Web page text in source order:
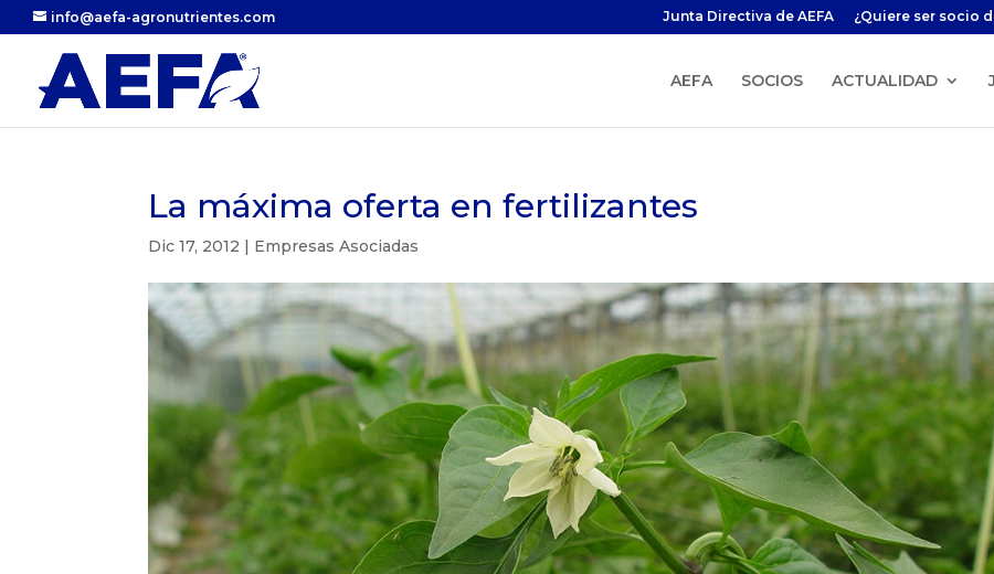
info@aefa-agronutrientes.com Junta Directiva de AEFA ¿Quiere ser socio
AEFA SOCIOS ACTUALIDAD
La máxima oferta en fertilizantes
Dic 17, 2012 | Empresas Asociadas